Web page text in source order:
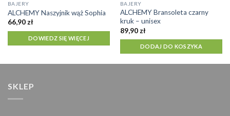
BAJERY
ALCHEMY Naszyjnik wąż Sophia
66,90 zł
DOWIEDZ SIĘ WIĘCEJ
BAJERY
ALCHEMY Bransoleta czarny
kruk – unisex
89,90 zł
DODAJ DO KOSZYKA
SKLEP